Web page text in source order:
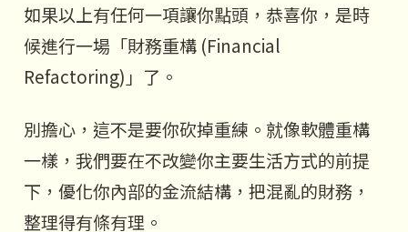
如果以上有任何一項讓你點頭，恭喜你，是時
候進行一場「財務重構 (Financial
Refactoring)」了。
別擔心，這不是要你砍掉重練。就像軟體重構
一樣，我們要在不改變你主要生活方式的前提
下，優化你內部的金流結構，把混亂的財務，
整理得有條有理。